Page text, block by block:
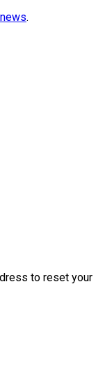
.
to reset your